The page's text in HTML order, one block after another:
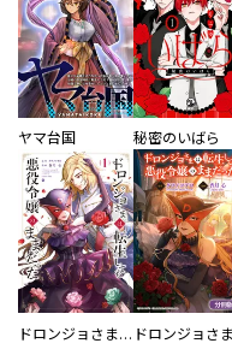
ヤマ台国 秘密のいばら
ドロンジョさまは転生しても悪役令嬢のままだった